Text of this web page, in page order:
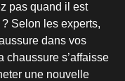
pas quand il est
Selon les experts,
dans vos
chaussure s’affaisse
une nouvelle